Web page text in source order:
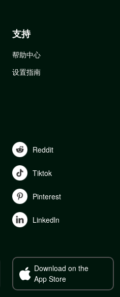
支持
帮助中心
设置指南
Reddit
Tiktok
Pinterest
Linkedln
Download on the
App Store